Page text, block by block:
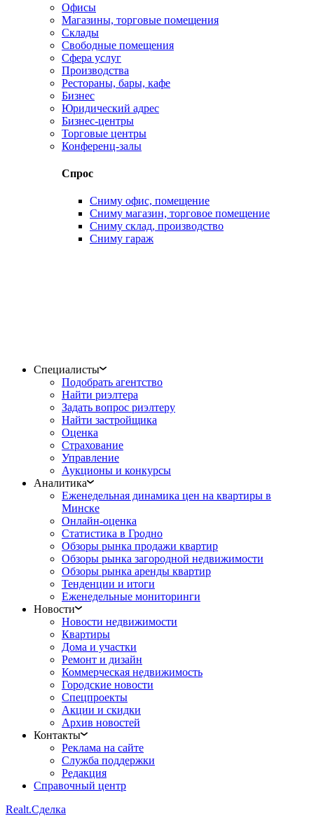
Офисы
Магазины, торговые помещения
Склады
Свободные помещения
Сфера услуг
Производства
Рестораны, бары, кафе
Бизнес
Юридический адрес
Бизнес-центры
Торговые центры
Конференц-залы
Спрос
Сниму офис, помещение
Сниму магазин, торговое помещение
Сниму склад, производство
Сниму гараж
Специалисты
Подобрать агентство
Найти риэлтера
Задать вопрос риэлтеру
Найти застройщика
Оценка
Страхование
Управление
Аукционы и конкурсы
Аналитика
Еженедельная динамика цен на квартиры в
Минске
Онлайн-оценка
Статистика в Гродно
Обзоры рынка продажи квартир
Обзоры рынка загородной недвижимости
Обзоры рынка аренды квартир
Тенденции и итоги
Еженедельные мониторинги
Новости
Новости недвижимости
Квартиры
Дома и участки
Ремонт и дизайн
Коммерческая недвижимость
Городские новости
Спецпроекты
Акции и скидки
Архив новостей
Контакты
Реклама на сайте
Служба поддержки
Редакция
Справочный центр
Realt.Сделка